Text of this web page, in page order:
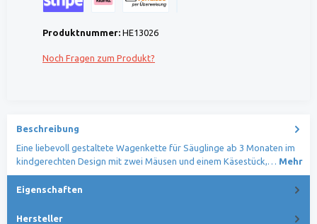
Produktnummer: HE13026
Noch Fragen zum Produkt?
Beschreibung
Eine liebevoll gestaltete Wagenkette für Säuglinge ab 3 Monaten im
kindgerechten Design mit zwei Mäusen und einem Käsestück,… Mehr
Eigenschaften
Hersteller